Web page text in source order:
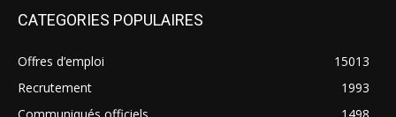
CATEGORIES POPULAIRES
Offres d’emploi
15013
Recrutement
1993